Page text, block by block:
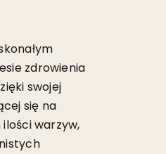
zdrowienia
swojej
się na
warzyw,